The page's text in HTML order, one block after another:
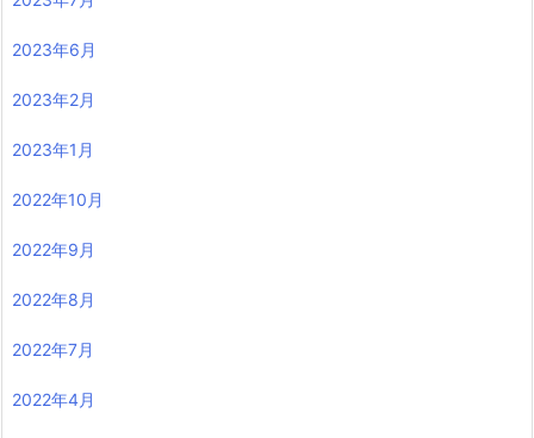
2023年6月
2023年2月
2023年1月
2022年10月
2022年9月
2022年8月
2022年7月
2022年4月